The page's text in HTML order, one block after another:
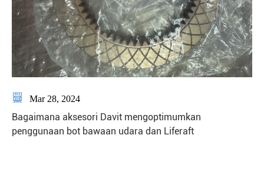
 Mar 28, 2024
Bagaimana aksesori Davit mengoptimumkan
penggunaan bot bawaan udara dan Liferaft